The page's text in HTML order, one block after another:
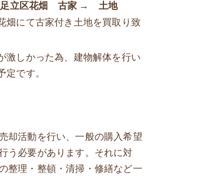
足立区花畑 古家 → 土地
畑にて古家付き土地を買取り致
激しかった為、建物解体を行い
です。
却活動を行い、一般の購入希望
う必要があります。それに対
整理・整頓・清掃・修繕など一